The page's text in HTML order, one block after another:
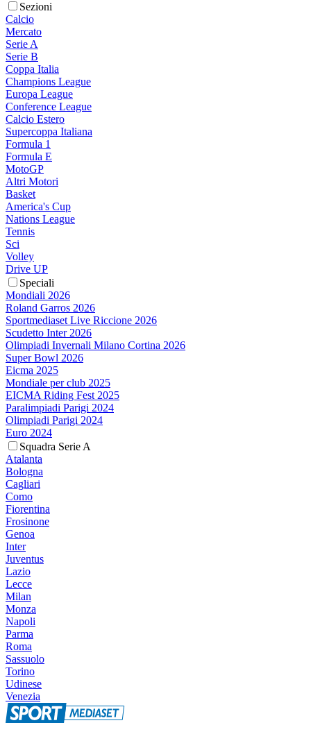
Sezioni
Calcio
Mercato
Serie A
Serie B
Coppa Italia
Champions League
Europa League
Conference League
Calcio Estero
Supercoppa Italiana
Formula 1
Formula E
MotoGP
Altri Motori
Basket
America's Cup
Nations League
Tennis
Sci
Volley
Drive UP
Speciali
Mondiali 2026
Roland Garros 2026
Sportmediaset Live Riccione 2026
Scudetto Inter 2026
Olimpiadi Invernali Milano Cortina 2026
Super Bowl 2026
Eicma 2025
Mondiale per club 2025
EICMA Riding Fest 2025
Paralimpiadi Parigi 2024
Olimpiadi Parigi 2024
Euro 2024
Squadra Serie A
Atalanta
Bologna
Cagliari
Como
Fiorentina
Frosinone
Genoa
Inter
Juventus
Lazio
Lecce
Milan
Monza
Napoli
Parma
Roma
Sassuolo
Torino
Udinese
Venezia